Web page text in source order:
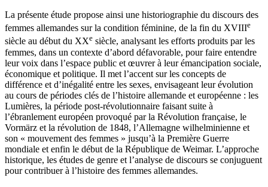
La présente étude propose ainsi une historiographie du discours des
femmes allemandes sur la condition féminine, de la fin du XVIIIe
siècle au début du XXe siècle, analysant les efforts produits par les
femmes, dans un contexte d’abord défavorable, pour faire entendre
leur voix dans l’espace public et œuvrer à leur émancipation sociale,
économique et politique. Il met l’accent sur les concepts de
différence et d’inégalité entre les sexes, envisageant leur évolution
au cours de périodes clés de l’histoire allemande et européenne : les
Lumières, la période post-révolutionnaire faisant suite à
l’ébranlement européen provoqué par la Révolution française, le
Vormärz et la révolution de 1848, l’Allemagne wilhelminienne et
son « mouvement des femmes » jusqu’à la Première Guerre
mondiale et enfin le début de la République de Weimar. L’approche
historique, les études de genre et l’analyse de discours se conjuguent
pour contribuer à l’histoire des femmes allemandes.